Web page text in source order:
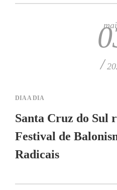
/
DIA A DIA
Santa Cruz do Sul
Festival de
Radicais